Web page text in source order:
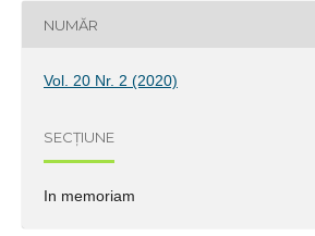
NUMĂR
Vol. 20 Nr. 2 (2020)
SECȚIUNE
In memoriam